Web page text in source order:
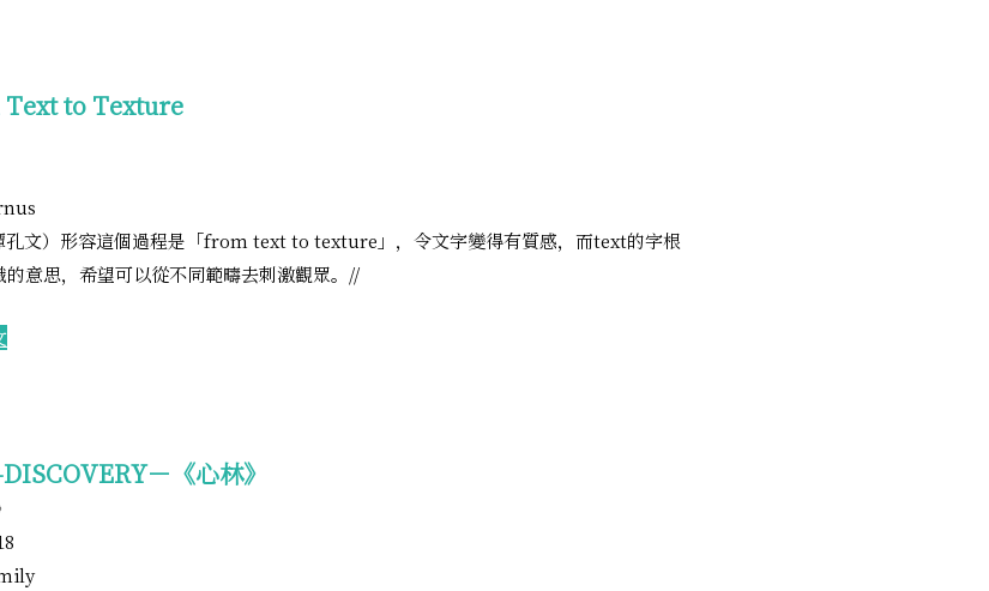
to Texture
文）形容這個過程是「from text to texture」，令文字變得有質感，而text的字根
的意思，希望可以從不同範疇去刺激觀眾。//
－《心林》